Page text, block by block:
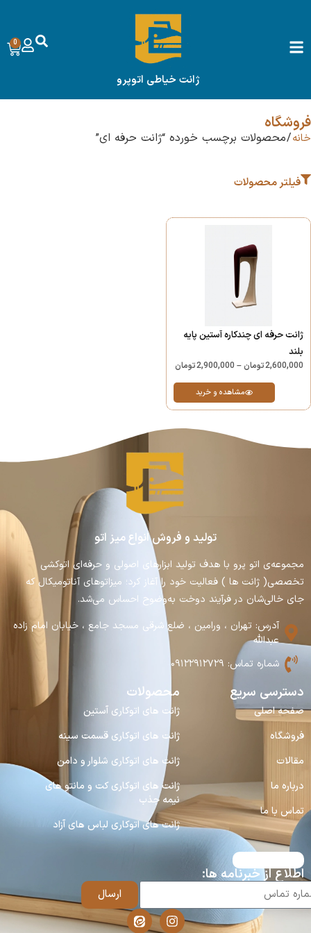
ژانت خیاطی اتوپرو
0
فروشگاه
خانه/ محصولات برچسب خورده “ژانت حرفه ای”
فیلتر محصولات
ژانت حرفه ای چندکاره آستین پایه
بلند
2,600,000تومان–
2,900,000تومان
مشاهده و خرید
تولید و فروش انواع میز اتو
مجموعه‌ی اتو پرو با هدف تولید ابزارهای اصولی و حرفه‌ای اتوکشی
تخصصی( ژانت ها ) فعالیت خود را آغاز کرد؛ میزاتوهای آناتومیکال که
جای خالی‌شان در فرآیند دوخت به‌وضوح احساس می‌شد.
آدرس: تهران ، ورامین ، ضلع شرقی مسجد جامع ، خیابان امام زاده
عبدالله
شماره تماس: ۰۹۱۲۲۹۱۲۷۲۹
دسترسی سریع
صفحه اصلی
فروشگاه
مقالات
درباره ما
تماس با ما
محصولات
ژانت های اتوکاری آستین
ژانت های اتوکاری قسمت سینه
ژانت های اتوکاری شلوار و دامن
ژانت های اتوکاری کت و مانتو های
نیمه جذب
ژانت های اتوکاری لباس های آزاد
اطلاع از خبرنامه ها:
ارسال